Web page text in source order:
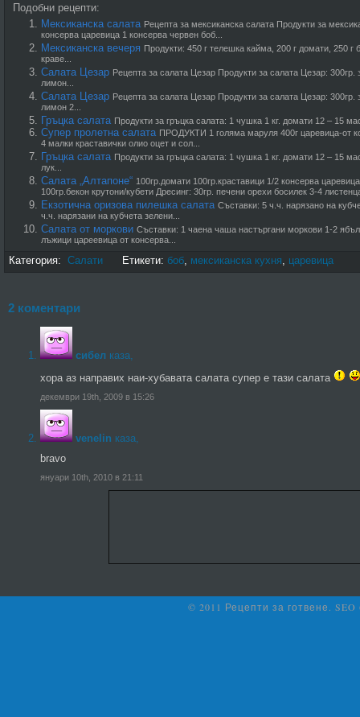
Подобни рецепти:
Мексиканска салата Рецепта за мексиканска салата Продукти за
консерва царевица 1 консерва червен боб...
Мексиканска вечеря Продукти: 450 г телешка кайма, 200 г домати, 250 г
краве...
Салата Цезар Рецепта за салата Цезар Продукти за салата Цезар:
лимон...
Салата Цезар Рецепта за салата Цезар Продукти за салата Цезар:
лимон 2...
Гръцка салата Продукти за гръцка салата: 1 чушка 1 кг. домати 12 – 15
Супер пролетна салата ПРОДУКТИ 1 голяма маруля 400г царевица-от
4 малки краставички олио оцет и сол...
Гръцка салата Продукти за гръцка салата: 1 чушка 1 кг. домати 12 – 15
лук...
Салата „Алтапоне“ 100гр.домати 100гр.краставици 1/2 консерва
100гр.бекон крутони/кубети Дресинг: 30гр. печени орехи босилек 3-4
Екзотична оризова пилешка салата Съставки: 5 ч.ч. нарязано на
ч.ч. нарязани на кубчета зелени...
Салата от моркови Съставки: 1 чаена чаша настъргани моркови 1-2
лъжици цареевица от консерва...
Категория: Салати Етикети: боб мексиканска кухня царевица
2 коментари
сибел каза,
хора аз направих наи-хубавата салата супер е тази салата
декември 19th, 2009 в 15:26
venelin каза,
bravo
януари 10th, 2010 в 21:11
© 2011 Рецепти за готвене.